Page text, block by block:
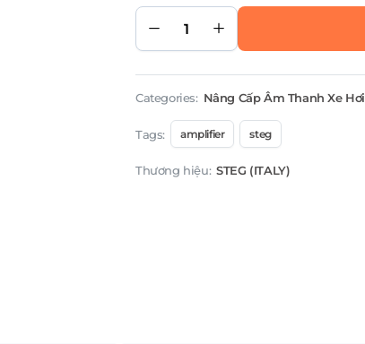
Ampli
DK75.4
quantity
Categories: Nâng Cấp Âm Thanh Xe Hơi
Tags: amplifier steg
Thương hiệu: STEG (ITALY)